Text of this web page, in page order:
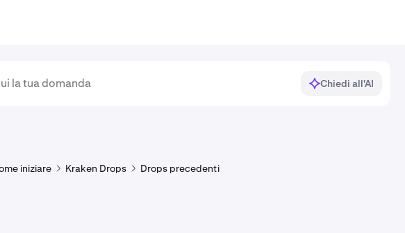
Chiedi all'AI
iniziare Kraken Drops Drops precedenti